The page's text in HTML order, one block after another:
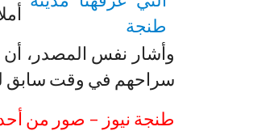
سراحهم في وقت سابق
طنجة نيوز – صور من